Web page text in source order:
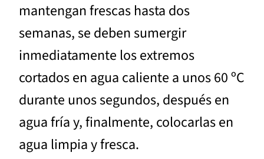
mantengan frescas hasta dos
semanas, se deben sumergir
inmediatamente los extremos
cortados en agua caliente a unos 60 ºC
durante unos segundos, después en
agua fría y, finalmente, colocarlas en
agua limpia y fresca.